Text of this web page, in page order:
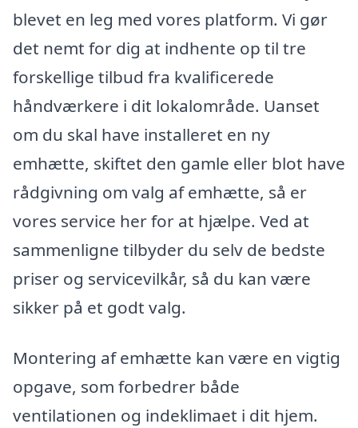
blevet en leg med vores platform. Vi gør
det nemt for dig at indhente op til tre
forskellige tilbud fra kvalificerede
håndværkere i dit lokalområde. Uanset
om du skal have installeret en ny
emhætte, skiftet den gamle eller blot have
rådgivning om valg af emhætte, så er
vores service her for at hjælpe. Ved at
sammenligne tilbyder du selv de bedste
priser og servicevilkår, så du kan være
sikker på et godt valg.
Montering af emhætte kan være en vigtig
opgave, som forbedrer både
ventilationen og indeklimaet i dit hjem.